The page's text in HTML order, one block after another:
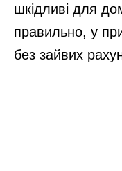
шкідливі для
правильно, у
без зайвих